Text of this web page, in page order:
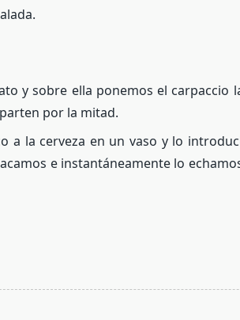
y sobre ella ponemos el carpaccio
por la mitad.
a la cerveza en un vaso y lo
e instantáneamente lo